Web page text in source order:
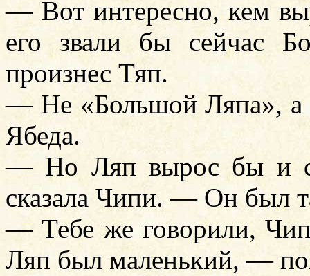
— Вот интересно, кем
его звали бы сейчас
произнес Тяп.
— Не «Большой Ляпа», а
Ябеда.
— Но Ляп вырос бы и
сказала Чипи. — Он был
— Тебе же говорили,
Ляп был маленький, —